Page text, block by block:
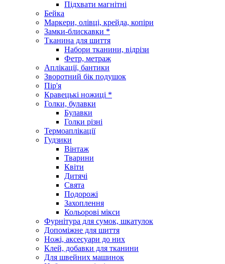
Підхвати магнітні
Бейка
Маркери, олівці, крейда, копіри
Замки-блискавки *
Тканина для шиття
Набори тканини, відрізи
Фетр, метраж
Аплікації, бантики
Зворотний бік подушок
Пір'я
Кравецькі ножиці *
Голки, булавки
Булавки
Голки різні
Термоаплікації
Гудзики
Вінтаж
Тварини
Квіти
Дитячі
Свята
Подорожі
Захоплення
Кольорові мікси
Фурнітура для сумок, шкатулок
Допоміжне для шиття
Ножі, аксесуари до них
Клей, добавки для тканини
Для швейних машинок